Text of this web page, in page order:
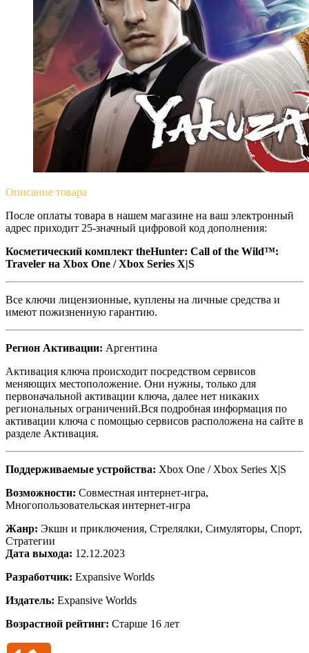
Описание товара
После оплаты товара в нашем магазине на ваш электронный
адрес приходит 25-значный цифровой код дополнения:
Косметический комплект theHunter: Call of the Wild™:
Traveler на Xbox One / Xbox Series X|S
Все ключи лицензионные, куплены на личные средства и
имеют пожизненную гарантию.
Регион Активации: Аргентина
Активация ключа происходит посредством сервисов
меняющих местоположение. Они нужны, только для
первоначальной активации ключа, далее нет никаких
региональных ограничений.Вся подробная информация по
активации ключа с помощью сервисов расположена на сайте в
разделе Активация.
Поддерживаемые устройства: Xbox One / Xbox Series X|S
Возможности: Совместная интернет-игра,
Многопользовательская интернет-игра
Жанр: Экшн и приключения, Стрелялки, Симуляторы, Спорт,
Стратегии
Дата выхода: 12.12.2023
Разработчик: Expansive Worlds
Издатель: Expansive Worlds
Возрастной рейтинг: Старше 16 лет